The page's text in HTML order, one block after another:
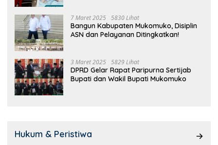
7 Maret 2025 5830 Lihat
Bangun Kabupaten Mukomuko, Disiplin
ASN dan Pelayanan Ditingkatkan!
3 Maret 2025 5829 Lihat
DPRD Gelar Rapat Paripurna Sertijab
Bupati dan Wakil Bupati Mukomuko
Hukum & Peristiwa